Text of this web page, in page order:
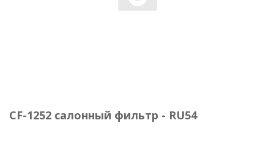
CF-1252 салонный фильтр - RU54